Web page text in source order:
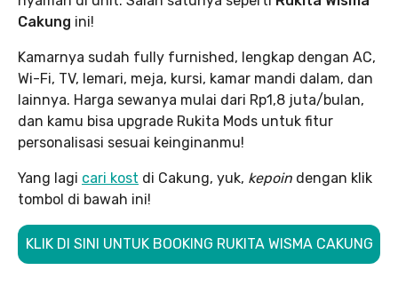
Cakung ini!
Kamarnya sudah fully furnished, lengkap dengan AC,
Wi-Fi, TV, lemari, meja, kursi, kamar mandi dalam, dan
lainnya. Harga sewanya mulai dari Rp1,8 juta/bulan,
dan kamu bisa upgrade Rukita Mods untuk fitur
personalisasi sesuai keinginanmu!
Yang lagi cari kost di Cakung, yuk, kepoin dengan klik
tombol di bawah ini!
KLIK DI SINI UNTUK BOOKING RUKITA WISMA CAKUNG